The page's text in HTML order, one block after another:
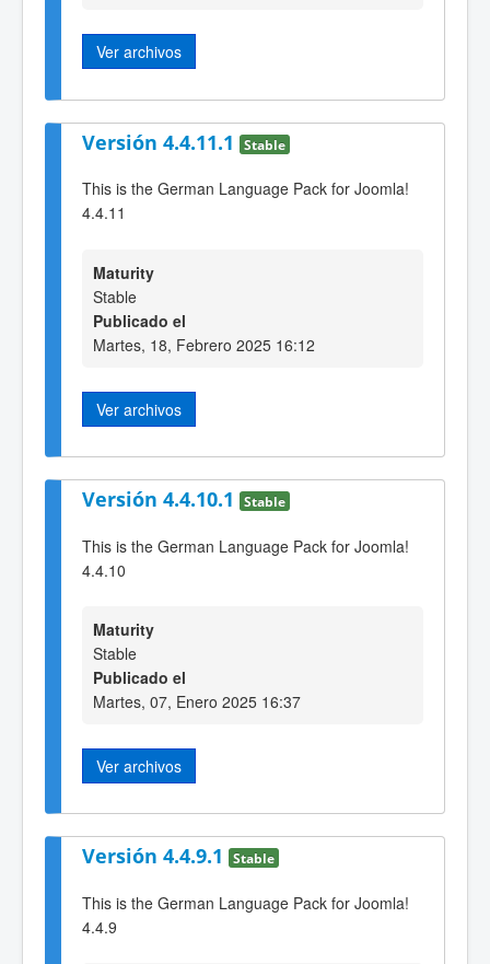
Ver archivos
Versión 4.4.11.1 Stable
This is the German Language Pack for Joomla!
4.4.11
Maturity
Stable
Publicado el
Martes, 18, Febrero 2025 16:12
Ver archivos
Versión 4.4.10.1 Stable
This is the German Language Pack for Joomla!
4.4.10
Maturity
Stable
Publicado el
Martes, 07, Enero 2025 16:37
Ver archivos
Versión 4.4.9.1 Stable
This is the German Language Pack for Joomla!
4.4.9